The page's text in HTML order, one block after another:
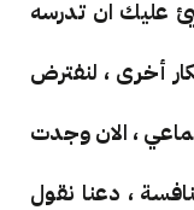
عليك ان تدرسه
أخرى ، لنفترض
، الان وجدت
، دعنا نقول